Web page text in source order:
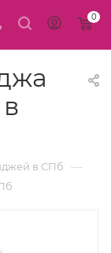
0
в СПб —